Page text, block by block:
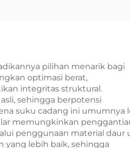
pilihan menarik bagi
optimasi berat,
integritas struktural.
sehingga berpotensi
suku cadang ini umumnya
memungkinkan
penggunaan material daur
yang lebih baik, sehingga